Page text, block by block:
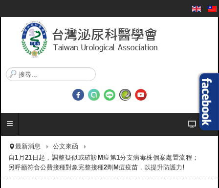
搜
尋
.
最新消息
公文來函
自1月21日起，調整疑似或確診M痘第1分支病毒株個案處置流程；
另呼籲符合公費接種對象完整接種2劑M痘疫苗，以提升防護力!